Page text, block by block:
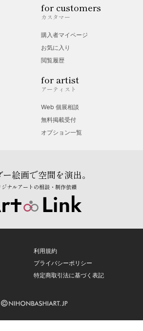
for customers
カスタマー
購入者マイページ
お気に入り
閲覧履歴
for artist
アーティスト
Web 個展相談
無料掲載受付
オプション一覧
絵画で空間を演出。
ジナルアートの相談・制作依頼
利用規約
プライバシーポリシー
特定商取引法に基づく表記